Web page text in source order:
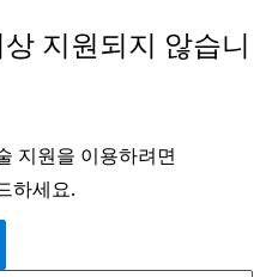
지원되지 않습니
지원을 이용하려면
하세요.